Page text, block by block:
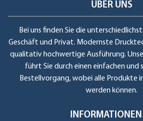
ÜBER UNS
Bei uns finden Sie die
Geschäft und Privat. Modernste
qualitativ hochwertige Ausführung.
führt Sie durch einen einfachen und
Bestellvorgang, wobei alle Produkte
werden können.
INFORMATIONEN